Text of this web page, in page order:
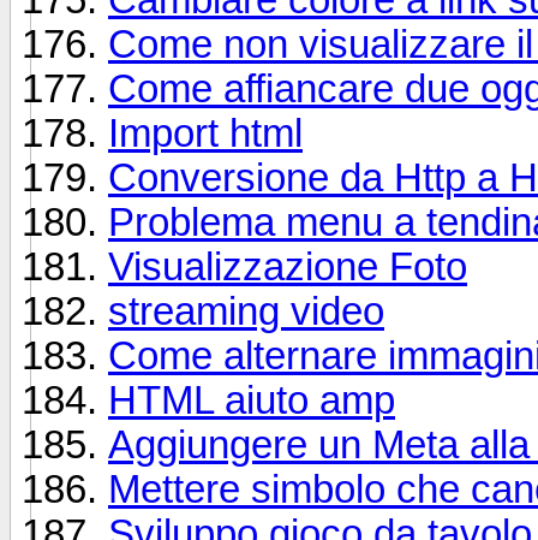
Come non visualizzare
Come affiancare due
Import html
Conversione da Http a
Problema menu a
Visualizzazione Foto
streaming video
Come alternare
HTML aiuto amp
Aggiungere un Meta
Mettere simbolo che